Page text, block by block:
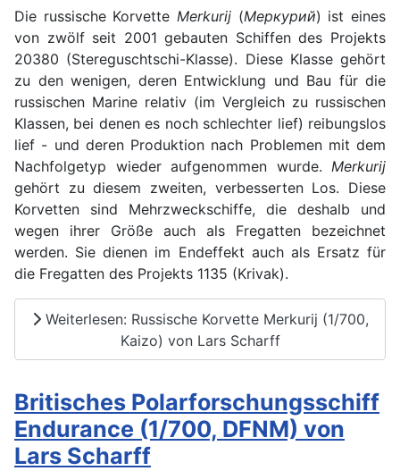
Die russische Korvette Merkurij (Меркурий) ist eines
von zwölf seit 2001 gebauten Schiffen des Projekts
20380 (Stereguschtschi-Klasse). Diese Klasse gehört
zu den wenigen, deren Entwicklung und Bau für die
russischen Marine relativ (im Vergleich zu russischen
Klassen, bei denen es noch schlechter lief) reibungslos
lief - und deren Produktion nach Problemen mit dem
Nachfolgetyp wieder aufgenommen wurde. Merkurij
gehört zu diesem zweiten, verbesserten Los. Diese
Korvetten sind Mehrzweckschiffe, die deshalb und
wegen ihrer Größe auch als Fregatten bezeichnet
werden. Sie dienen im Endeffekt auch als Ersatz für
die Fregatten des Projekts 1135 (Krivak).
Weiterlesen: Russische Korvette Merkurij (1/700,
Kaizo) von Lars Scharff
Britisches Polarforschungsschiff
Endurance (1/700, DFNM) von
Lars Scharff